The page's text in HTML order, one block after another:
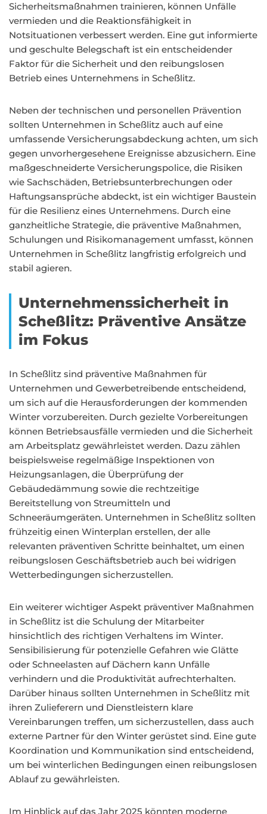
Sicherheitsmaßnahmen trainieren, können Unfälle
vermieden und die Reaktionsfähigkeit in
Notsituationen verbessert werden. Eine gut informierte
und geschulte Belegschaft ist ein entscheidender
Faktor für die Sicherheit und den reibungslosen
Betrieb eines Unternehmens in Scheßlitz.
Neben der technischen und personellen Prävention
sollten Unternehmen in Scheßlitz auch auf eine
umfassende Versicherungsabdeckung achten, um sich
gegen unvorhergesehene Ereignisse abzusichern. Eine
maßgeschneiderte Versicherungspolice, die Risiken
wie Sachschäden, Betriebsunterbrechungen oder
Haftungsansprüche abdeckt, ist ein wichtiger Baustein
für die Resilienz eines Unternehmens. Durch eine
ganzheitliche Strategie, die präventive Maßnahmen,
Schulungen und Risikomanagement umfasst, können
Unternehmen in Scheßlitz langfristig erfolgreich und
stabil agieren.
Unternehmenssicherheit in
Scheßlitz: Präventive Ansätze
im Fokus
In Scheßlitz sind präventive Maßnahmen für
Unternehmen und Gewerbetreibende entscheidend,
um sich auf die Herausforderungen der kommenden
Winter vorzubereiten. Durch gezielte Vorbereitungen
können Betriebsausfälle vermieden und die Sicherheit
am Arbeitsplatz gewährleistet werden. Dazu zählen
beispielsweise regelmäßige Inspektionen von
Heizungsanlagen, die Überprüfung der
Gebäudedämmung sowie die rechtzeitige
Bereitstellung von Streumitteln und
Schneeräumgeräten. Unternehmen in Scheßlitz sollten
frühzeitig einen Winterplan erstellen, der alle
relevanten präventiven Schritte beinhaltet, um einen
reibungslosen Geschäftsbetrieb auch bei widrigen
Wetterbedingungen sicherzustellen.
Ein weiterer wichtiger Aspekt präventiver Maßnahmen
in Scheßlitz ist die Schulung der Mitarbeiter
hinsichtlich des richtigen Verhaltens im Winter.
Sensibilisierung für potenzielle Gefahren wie Glätte
oder Schneelasten auf Dächern kann Unfälle
verhindern und die Produktivität aufrechterhalten.
Darüber hinaus sollten Unternehmen in Scheßlitz mit
ihren Zulieferern und Dienstleistern klare
Vereinbarungen treffen, um sicherzustellen, dass auch
externe Partner für den Winter gerüstet sind. Eine gute
Koordination und Kommunikation sind entscheidend,
um bei winterlichen Bedingungen einen reibungslosen
Ablauf zu gewährleisten.
Im Hinblick auf das Jahr 2025 könnten moderne